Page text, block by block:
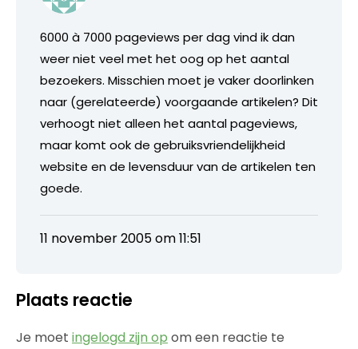
6000 à 7000 pageviews per dag vind ik dan
weer niet veel met het oog op het aantal
bezoekers. Misschien moet je vaker doorlinken
naar (gerelateerde) voorgaande artikelen? Dit
verhoogt niet alleen het aantal pageviews,
maar komt ook de gebruiksvriendelijkheid
website en de levensduur van de artikelen ten
goede.
11 november 2005 om 11:51
Plaats reactie
Je moet ingelogd zijn op om een reactie te